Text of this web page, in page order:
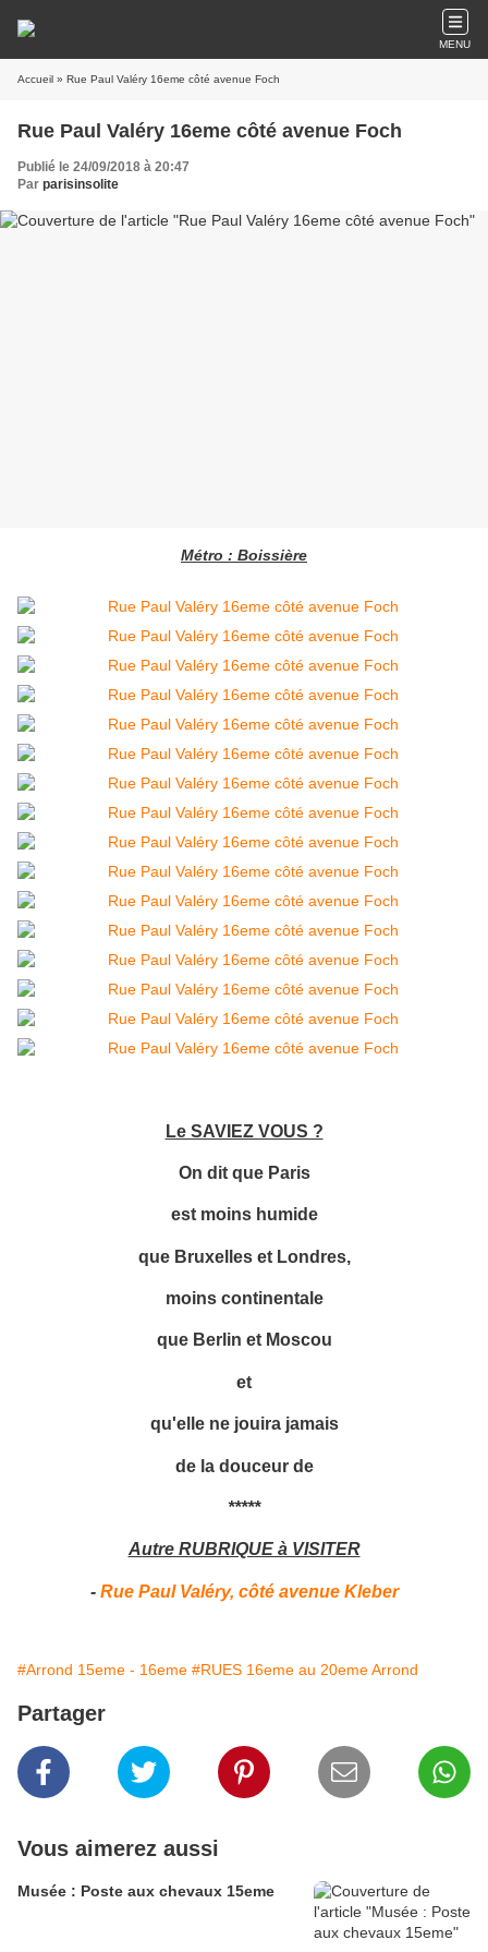
MENU
Accueil » Rue Paul Valéry 16eme côté avenue Foch
Rue Paul Valéry 16eme côté avenue Foch
Publié le 24/09/2018 à 20:47
Par parisinsolite
Métro : Boissière
Le SAVIEZ VOUS ?
On dit que Paris
est moins humide
que Bruxelles et Londres,
moins continentale
que Berlin et Moscou
et
qu'elle ne jouira jamais
de la douceur de
*****
Autre RUBRIQUE à VISITER
-Rue Paul Valéry, côté avenue Kleber
#Arrond 15eme - 16eme #RUES 16eme au 20eme Arrond
Partager
Vous aimerez aussi
Musée : Poste aux chevaux 15eme